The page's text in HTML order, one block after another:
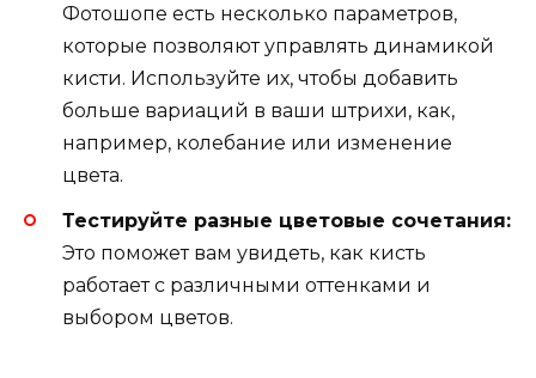
Фотошопе есть несколько параметров,
которые позволяют управлять динамикой
кисти. Используйте их, чтобы добавить
больше вариаций в ваши штрихи, как,
например, колебание или изменение
цвета.
Тестируйте разные цветовые сочетания:
Это поможет вам увидеть, как кисть
работает с различными оттенками и
выбором цветов.